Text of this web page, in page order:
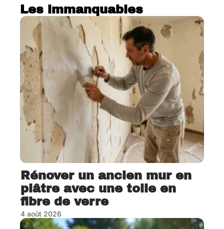
Les immanquables
Rénover un ancien mur en
plâtre avec une toile en
fibre de verre
4 août 2026